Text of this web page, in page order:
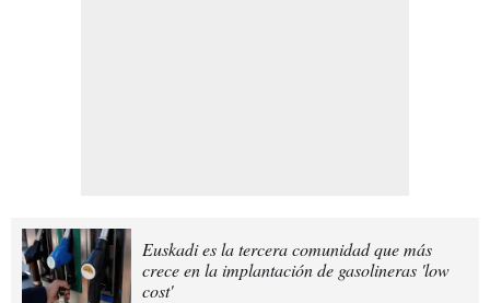
Euskadi es la tercera comunidad que más
crece en la implantación de gasolineras 'low
cost'